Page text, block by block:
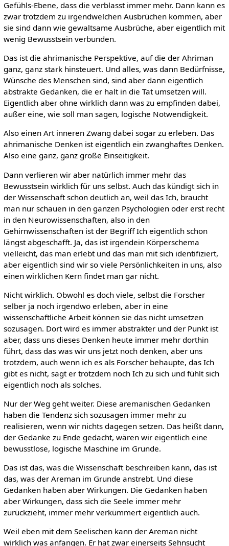
Gefühls-Ebene, dass die verblasst immer mehr. Dann kann es
zwar trotzdem zu irgendwelchen Ausbrüchen kommen, aber
sie sind dann wie gewaltsame Ausbrüche, aber eigentlich mit
wenig Bewusstsein verbunden.
Das ist die ahrimanische Perspektive, auf die der Ahriman
ganz, ganz stark hinsteuert. Und alles, was dann Bedürfnisse,
Wünsche des Menschen sind, sind aber dann eigentlich
abstrakte Gedanken, die er halt in die Tat umsetzen will.
Eigentlich aber ohne wirklich dann was zu empfinden dabei,
außer eine, wie soll man sagen, logische Notwendigkeit.
Also einen Art inneren Zwang dabei sogar zu erleben. Das
ahrimanische Denken ist eigentlich ein zwanghaftes Denken.
Also eine ganz, ganz große Einseitigkeit.
Dann verlieren wir aber natürlich immer mehr das
Bewusstsein wirklich für uns selbst. Auch das kündigt sich in
der Wissenschaft schon deutlich an, weil das Ich, braucht
man nur schauen in den ganzen Psychologien oder erst recht
in den Neurowissenschaften, also in den
Gehirnwissenschaften ist der Begriff Ich eigentlich schon
längst abgeschafft. Ja, das ist irgendein Körperschema
vielleicht, das man erlebt und das man mit sich identifiziert,
aber eigentlich sind wir so viele Persönlichkeiten in uns, also
einen wirklichen Kern findet man gar nicht.
Nicht wirklich. Obwohl es doch viele, selbst die Forscher
selber ja noch irgendwo erleben, aber in eine
wissenschaftliche Arbeit können sie das nicht umsetzen
sozusagen. Dort wird es immer abstrakter und der Punkt ist
aber, dass uns dieses Denken heute immer mehr dorthin
führt, dass das was wir uns jetzt noch denken, aber uns
trotzdem, auch wenn ich es als Forscher behaupte, das Ich
gibt es nicht, sagt er trotzdem noch Ich zu sich und fühlt sich
eigentlich noch als solches.
Nur der Weg geht weiter. Diese aremanischen Gedanken
haben die Tendenz sich sozusagen immer mehr zu
realisieren, wenn wir nichts dagegen setzen. Das heißt dann,
der Gedanke zu Ende gedacht, wären wir eigentlich eine
bewusstlose, logische Maschine im Grunde.
Das ist das, was die Wissenschaft beschreiben kann, das ist
das, was der Areman im Grunde anstrebt. Und diese
Gedanken haben aber Wirkungen. Die Gedanken haben
aber Wirkungen, dass sich die Seele immer mehr
zurückzieht, immer mehr verkümmert eigentlich auch.
Weil eben mit dem Seelischen kann der Areman nicht
wirklich was anfangen. Er hat zwar einerseits Sehnsucht